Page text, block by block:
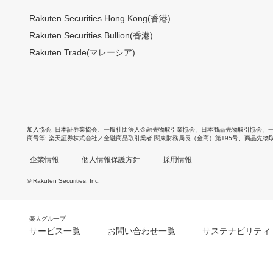
Rakuten Securities Hong Kong(香港)
Rakuten Securities Bullion(香港)
Rakuten Trade(マレーシア)
加入協会 日本証券業協会 一般社団法人金融先物取引業協会 日本商品先物取引協会
商号等 楽天証券株式会社／金融商品取引業者 関東財務局長（金商）第195号、商品先物
企業情報 個人情報保護方針 採用情報
© Rakuten Securities, Inc.
楽天グループ
サービス一覧 お問い合わせ一覧 サステナビリティ